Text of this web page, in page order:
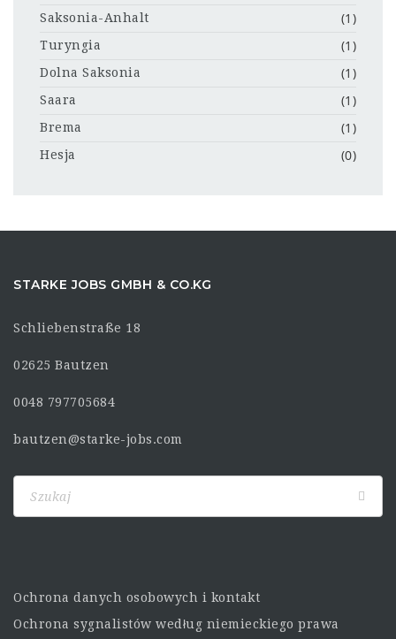
Saksonia-Anhalt (1)
Turyngia (1)
Dolna Saksonia (1)
Saara (1)
Brema (1)
Hesja (0)
STARKE JOBS GMBH & CO.KG
Schliebenstraße 18
02625 Bautzen
0048 797705684
bautzen@starke-jobs.com
Ochrona danych osobowych i kontakt
Ochrona sygnalistów według niemieckiego prawa